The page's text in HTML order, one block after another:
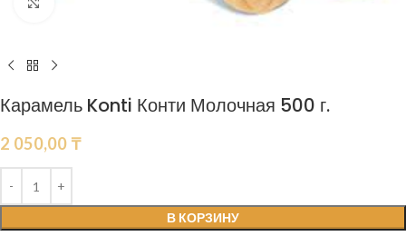
Карамель Konti Конти Молочная 500 г.
2 050,00 ₸
В КОРЗИНУ